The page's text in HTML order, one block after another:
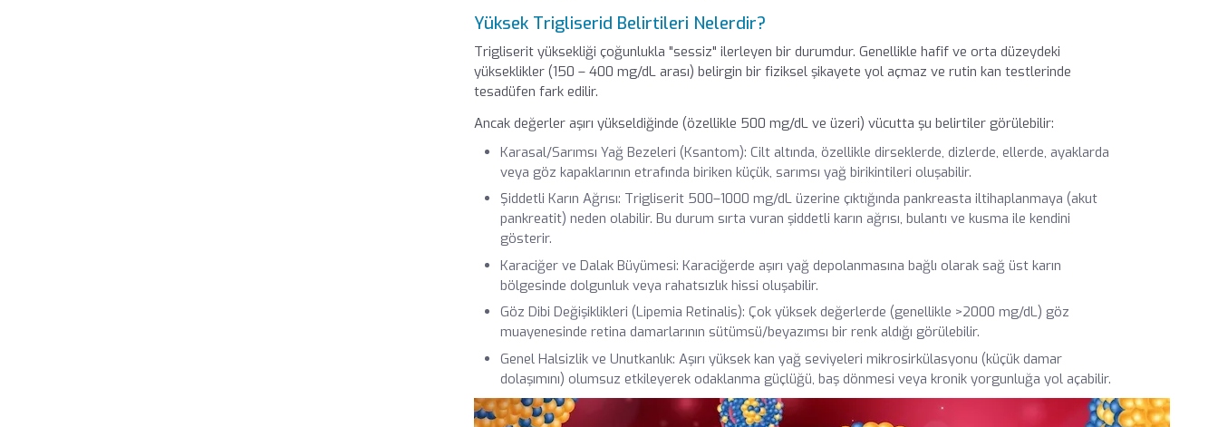
Yüksek Trigliserid Belirtileri Nelerdir?
Trigliserit yüksekliği çoğunlukla "sessiz" ilerleyen bir durumdur. Genellikle hafif ve orta düzeydeki
yükseklikler (150 – 400 mg/dL arası) belirgin bir fiziksel şikayete yol açmaz ve rutin kan testlerinde
tesadüfen fark edilir.
Ancak değerler aşırı yükseldiğinde (özellikle 500 mg/dL ve üzeri) vücutta şu belirtiler görülebilir:
Karasal/Sarımsı Yağ Bezeleri (Ksantom): Cilt altında, özellikle dirseklerde, dizlerde, ellerde, ayaklarda
veya göz kapaklarının etrafında biriken küçük, sarımsı yağ birikintileri oluşabilir.
Şiddetli Karın Ağrısı: Trigliserit 500–1000 mg/dL üzerine çıktığında pankreasta iltihaplanmaya (akut
pankreatit) neden olabilir. Bu durum sırta vuran şiddetli karın ağrısı, bulantı ve kusma ile kendini
gösterir.
Karaciğer ve Dalak Büyümesi: Karaciğerde aşırı yağ depolanmasına bağlı olarak sağ üst karın
bölgesinde dolgunluk veya rahatsızlık hissi oluşabilir.
Göz Dibi Değişiklikleri (Lipemia Retinalis): Çok yüksek değerlerde (genellikle >2000 mg/dL) göz
muayenesinde retina damarlarının sütümsü/beyazımsı bir renk aldığı görülebilir.
Genel Halsizlik ve Unutkanlık: Aşırı yüksek kan yağ seviyeleri mikrosirkülasyonu (küçük damar
dolaşımını) olumsuz etkileyerek odaklanma güçlüğü, baş dönmesi veya kronik yorgunluğa yol açabilir.